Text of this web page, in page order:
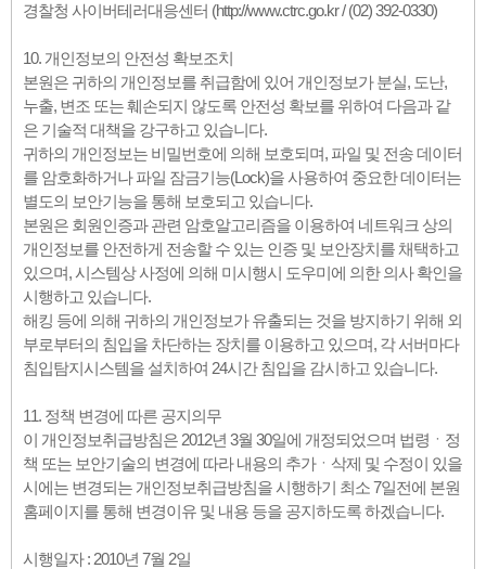
경찰청 사이버테러대응센터 (http://www.ctrc.go.kr / (02) 392-0330)
10. 개인정보의 안전성 확보조치
본원은 귀하의 개인정보를 취급함에 있어 개인정보가 분실, 도난,
누출, 변조 또는 훼손되지 않도록 안전성 확보를 위하여 다음과 같
은 기술적 대책을 강구하고 있습니다.
귀하의 개인정보는 비밀번호에 의해 보호되며, 파일 및 전송 데이터
를 암호화하거나 파일 잠금기능(Lock)을 사용하여 중요한 데이터는
별도의 보안기능을 통해 보호되고 있습니다.
본원은 회원인증과 관련 암호알고리즘을 이용하여 네트워크 상의
개인정보를 안전하게 전송할 수 있는 인증 및 보안장치를 채택하고
있으며, 시스템상 사정에 의해 미시행시 도우미에 의한 의사 확인을
시행하고 있습니다.
해킹 등에 의해 귀하의 개인정보가 유출되는 것을 방지하기 위해 외
부로부터의 침입을 차단하는 장치를 이용하고 있으며, 각 서버마다
침입탐지시스템을 설치하여 24시간 침입을 감시하고 있습니다.
11. 정책 변경에 따른 공지의무
이 개인정보취급방침은 2012년 3월 30일에 개정되었으며 법령ㆍ정
책 또는 보안기술의 변경에 따라 내용의 추가ㆍ삭제 및 수정이 있을
시에는 변경되는 개인정보취급방침을 시행하기 최소 7일전에 본원
홈페이지를 통해 변경이유 및 내용 등을 공지하도록 하겠습니다.
시행일자 : 2010년 7월 2일